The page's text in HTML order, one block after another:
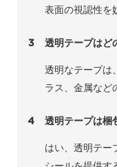
表面の視認性を
3 透明テープはど
透明なテープは
ラス、金属など
4 透明テープは梱
はい、透明テー